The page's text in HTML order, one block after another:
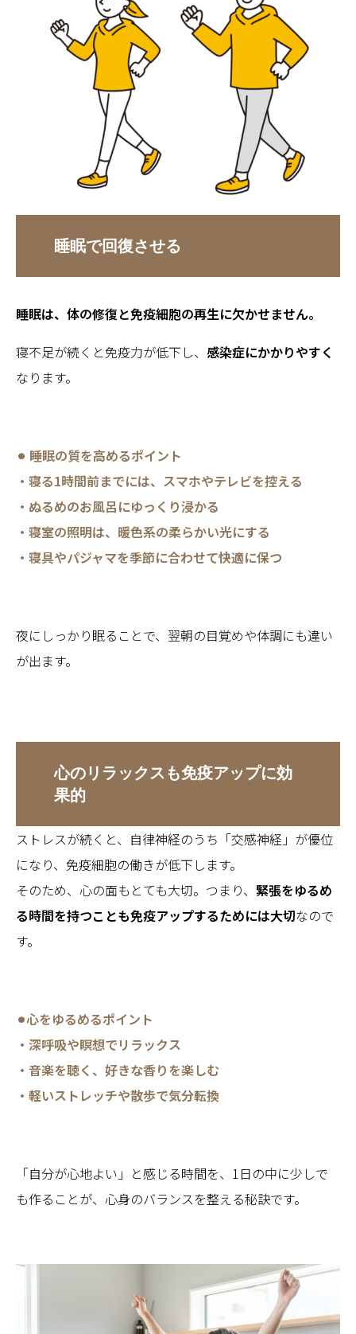
睡眠で回復させる
睡眠は、体の修復と免疫細胞の再生に欠かせません。
寝不足が続くと免疫力が低下し、 感染症にかかりやすく
なります。
⚫︎ 睡眠の質を高めるポイント
・寝る1時間前までには、スマホやテレビを控える
・ぬるめのお風呂にゆっくり浸かる
・寝室の照明は、暖色系の柔らかい光にする
・寝具やパジャマを季節に合わせて快適に保つ
夜にしっかり眠ることで、翌朝の目覚めや体調にも違い
が出ます。
心のリラックスも免疫アップに効
果的
ストレスが続くと、自律神経のうち「交感神経」が優位
になり、免疫細胞の働きが低下します。
そのため、心の面もとても大切。つまり、 緊張をゆるめ
る時間を持つことも免疫アップするためには大切なので
す。
⚫︎心をゆるめるポイント
・深呼吸や瞑想でリラックス
・音楽を聴く、好きな香りを楽しむ
・軽いストレッチや散歩で気分転換
「自分が心地よい」と感じる時間を、1日の中に少しで
も作ることが、心身のバランスを整える秘訣です。